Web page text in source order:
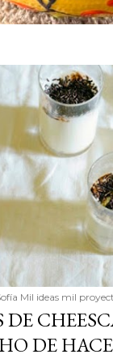
Mil ideas mil
DE
DE